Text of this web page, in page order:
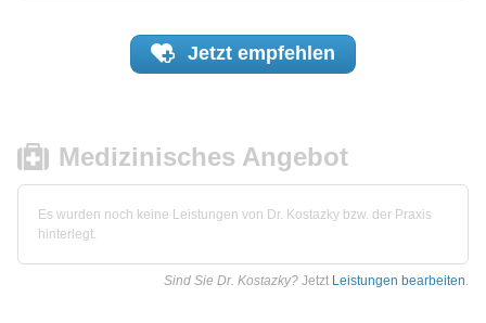
Jetzt empfehlen
Medizinisches Angebot
Es wurden noch keine Leistungen von Dr. Kostazky bzw. der Praxis
hinterlegt.
Sind Sie Dr. Kostazky? Jetzt Leistungen bearbeiten.